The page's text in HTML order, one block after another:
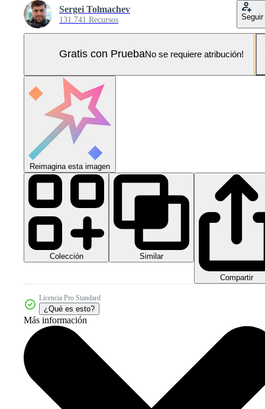
Sergei Tolmachev
131.741 Recursos Seguir
Gratis con PruebaNo se requiere atribución!
Reimagina esta imagen
Colección Similar
Compartir
Licencia Pro Standard
¿Qué es esto?
Más información